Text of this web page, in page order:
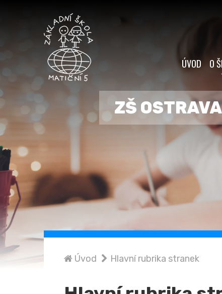
ÚVOD O
ZŠ
Úvod Hlavní rubrika stranek